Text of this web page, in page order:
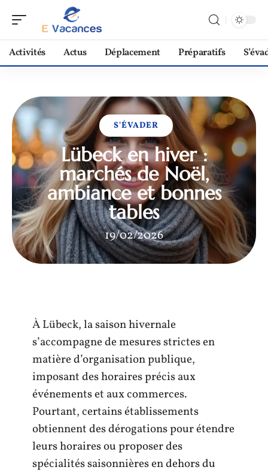
Activités Actus Déplacement Préparatifs
S'ÉVADER
Lübeck en hiver :
marchés de Noël,
ambiance et bonnes
tables
19/02/2026
À Lübeck, la saison hivernale
s’accompagne de mesures strictes en
matière d’organisation publique,
imposant des horaires précis aux
événements et aux commerces.
Pourtant, certains établissements
obtiennent des dérogations pour étendre
leurs horaires ou proposer des
spécialités saisonnières en dehors du